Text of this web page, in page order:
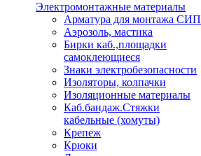
Электромонтажные материалы
Арматура для монтажа СИП
Аэрозоль, мастика
Бирки каб.,площадки
самоклеющиеся
Знаки электробезопасности
Изоляторы, колпачки
Изоляционные материалы
Каб.бандаж.Стяжки
кабельные (хомуты)
Крепеж
Крюки